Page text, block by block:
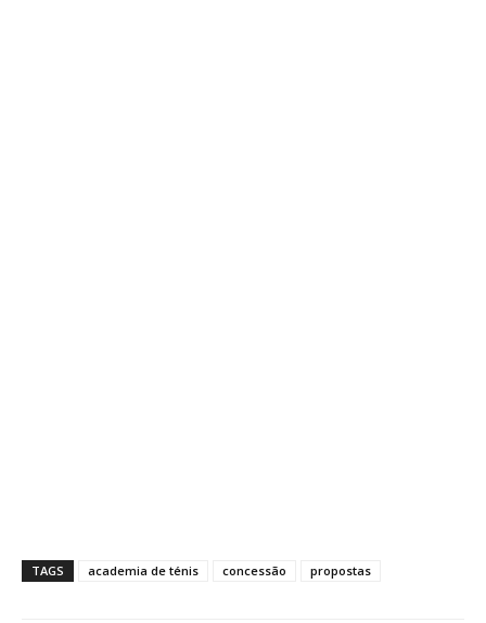
TAGS academia de ténis concessão propostas